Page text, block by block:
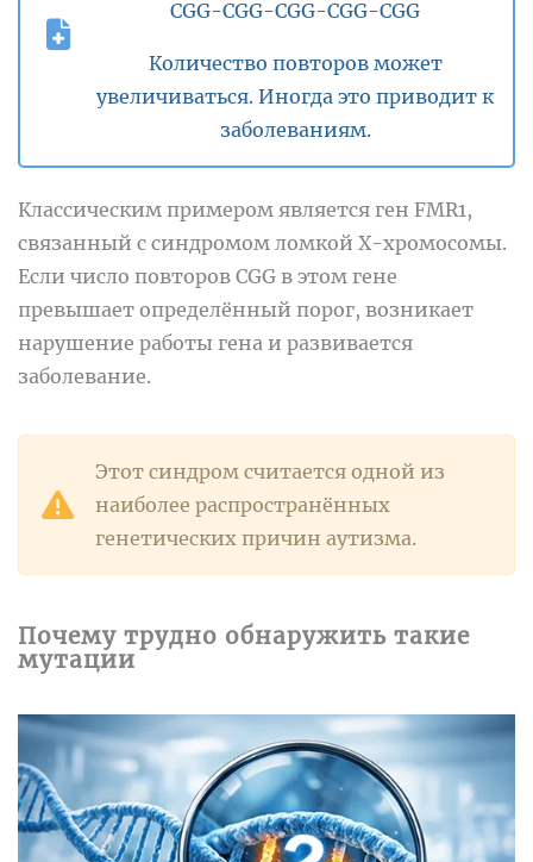
CGG-CGG-CGG-CGG-CGG
Количество повторов может
увеличиваться. Иногда это приводит к
заболеваниям.
Классическим примером является ген FMR1,
связанный с синдромом ломкой Х-хромосомы.
Если число повторов CGG в этом гене
превышает определённый порог, возникает
нарушение работы гена и развивается
заболевание.
Этот синдром считается одной из
наиболее распространённых
генетических причин аутизма.
Почему трудно обнаружить такие
мутации